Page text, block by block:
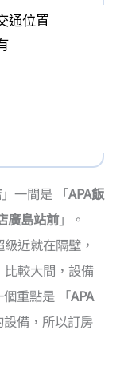
通位置
」一間是 「APA飯
廣島站前」。
近就在隔壁，
比較大間，設備
個重點是 「APA
備，所以訂房